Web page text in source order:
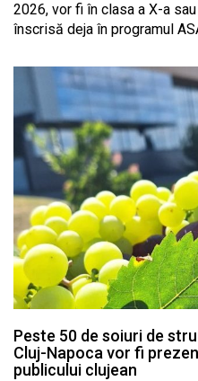
2026, vor fi în clasa a X-a
înscrisă deja în programul
Peste 50 de soiuri de
Cluj-Napoca vor fi
publicului clujean